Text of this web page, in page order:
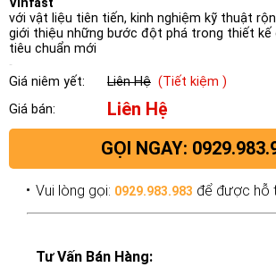
Vinfast
với vật liệu tiên tiến, kinh nghiệm kỹ thuật
giới thiệu những bước đột phá trong thiết kế
tiêu chuẩn mới
Giá niêm yết: Liên Hệ (Tiết kiệm )
Giá bán:
Liên Hệ
GỌI NGAY:
Vui lòng gọi: 0929.983.983 để được hỗ
Tư Vấn Bán Hàng: